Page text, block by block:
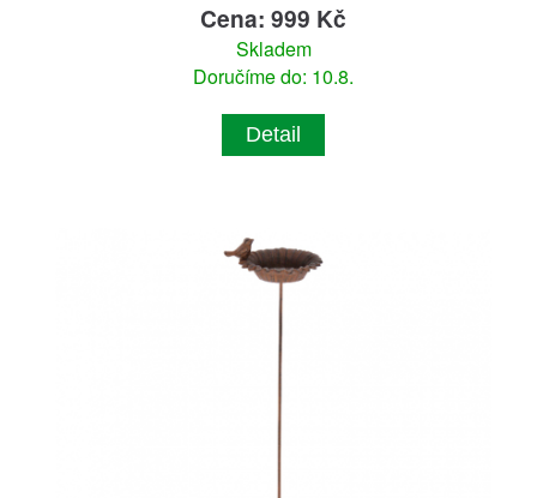
Cena: 999 Kč
Skladem
Doručíme do: 10.8.
Detail